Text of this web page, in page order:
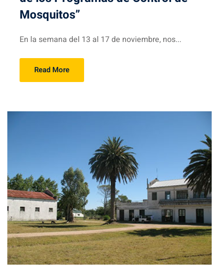
Mosquitos”
En la semana del 13 al 17 de noviembre, nos...
Read More